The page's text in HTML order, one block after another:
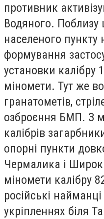
противник
Водяного. Поблизу
населеного пункту
формування
установки
міномети. Тут же
гранатометів,
озброєння БМП. З
калібрів
опорні пункти
Чермалика і
міномети калібру
російські
укріпленнях біля